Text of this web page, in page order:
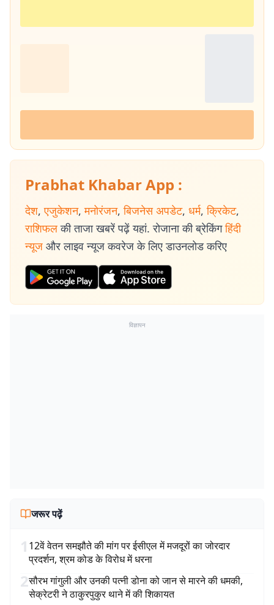
Prabhat Khabar App :
देश, एजुकेशन, मनोरंजन, बिजनेस अपडेट, धर्म, क्रिकेट,
राशिफल की ताजा खबरें पढ़ें यहां. रोजाना की ब्रेकिंग हिंदी
न्यूज और लाइव न्यूज कवरेज के लिए डाउनलोड करिए
विज्ञापन
जरूर पढ़ें
1 12वें वेतन समझौते की मांग पर ईसीएल में मजदूरों का जोरदार
प्रदर्शन, श्रम कोड के विरोध में धरना
2सौरभ गांगुली और उनकी पत्नी डोना को जान से मारने की धमकी,
सेक्रेटरी ने ठाकुरपुकुर थाने में की शिकायत